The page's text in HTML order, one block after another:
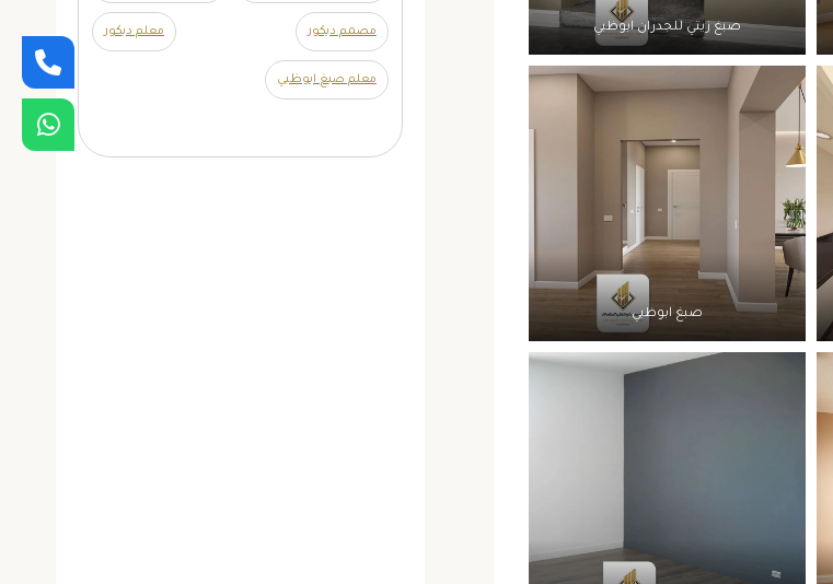
صبغ زيتي للجدران ابوظبي
صبغ ابوظبي
مصمم ديكور معلم ديكور
معلم صبغ ابوظبي